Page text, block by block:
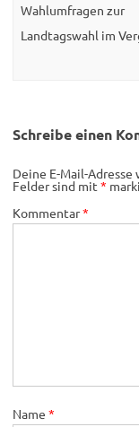
Wahlumfragen zur
Landtagswahl im
Schreibe einen
Deine E-Mail-
Felder sind mit *
Kommentar*
Name *